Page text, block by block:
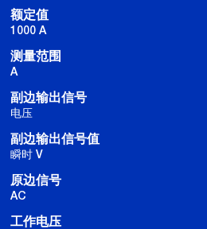
额定值
1000 A
测量范围
A
副边输出信号
电压
副边输出信号值
瞬时 V
原边信号
AC
工作电压